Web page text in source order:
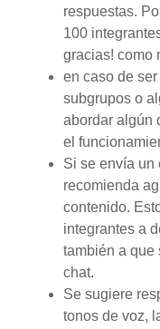
respuestas.
100
gracias! como
en caso de
subgrupos o
abordar algún
el
Si se envía un
recomienda
contenido.
integrantes a
también a que
chat.
Se sugiere
tonos de voz,